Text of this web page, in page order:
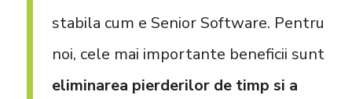
stabila cum e Senior Software. Pentru
noi, cele mai importante beneficii sunt
eliminarea pierderilor de timp si a